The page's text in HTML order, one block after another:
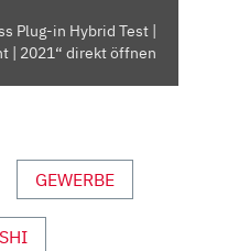
Plug-in Hybrid Test |
| 2021“ direkt öffnen
GEWERBE